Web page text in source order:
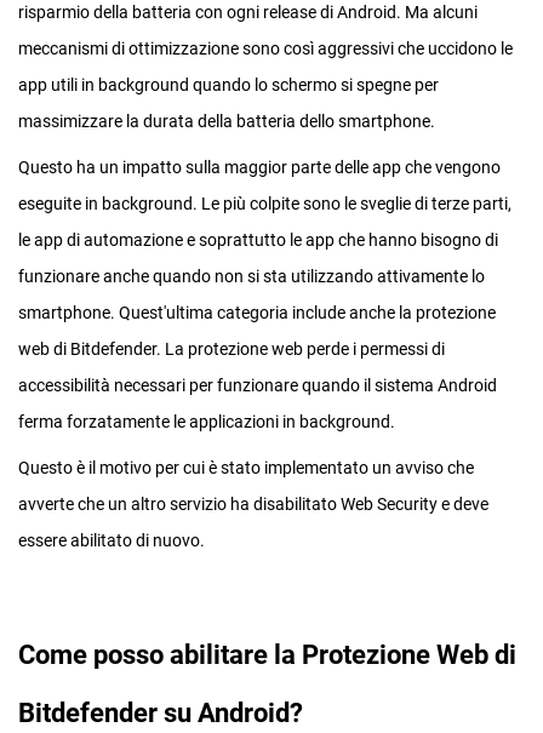
risparmio della batteria con ogni release di Android. Ma alcuni
meccanismi di ottimizzazione sono così aggressivi che uccidono le
app utili in background quando lo schermo si spegne per
massimizzare la durata della batteria dello smartphone.
Questo ha un impatto sulla maggior parte delle app che vengono
eseguite in background. Le più colpite sono le sveglie di terze parti,
le app di automazione e soprattutto le app che hanno bisogno di
funzionare anche quando non si sta utilizzando attivamente lo
smartphone. Quest'ultima categoria include anche la protezione
web di Bitdefender. La protezione web perde i permessi di
accessibilità necessari per funzionare quando il sistema Android
ferma forzatamente le applicazioni in background.
Questo è il motivo per cui è stato implementato un avviso che
avverte che un altro servizio ha disabilitato Web Security e deve
essere abilitato di nuovo.
Come posso abilitare la Protezione Web di
Bitdefender su Android?